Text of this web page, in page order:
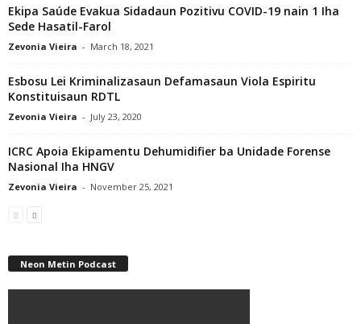
Ekipa Saúde Evakua Sidadaun Pozitivu COVID-19 nain 1 Iha
Sede Hasatil-Farol
Zevonia Vieira - March 18, 2021
Esbosu Lei Kriminalizasaun Defamasaun Viola Espiritu
Konstituisaun RDTL
Zevonia Vieira - July 23, 2020
ICRC Apoia Ekipamentu Dehumidifier ba Unidade Forense
Nasional Iha HNGV
Zevonia Vieira - November 25, 2021
Neon Metin Podcast